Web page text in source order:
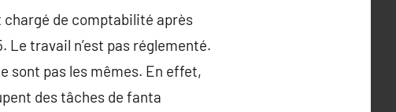
de comptabilité après
Le travail n’est pas réglementé.
sont pas les mêmes. En effet,
des tâches de fanta